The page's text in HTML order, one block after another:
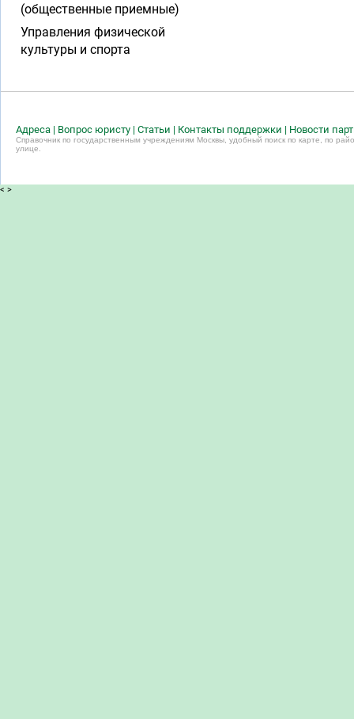
(общественные приемные)
Управления физической
культуры и спорта
Адреса | Вопрос юристу | Статьи | Контакты поддержки | Новости
Справочник по государственным учреждениям Москвы, удобный поиск по карте, по
улице.
< >